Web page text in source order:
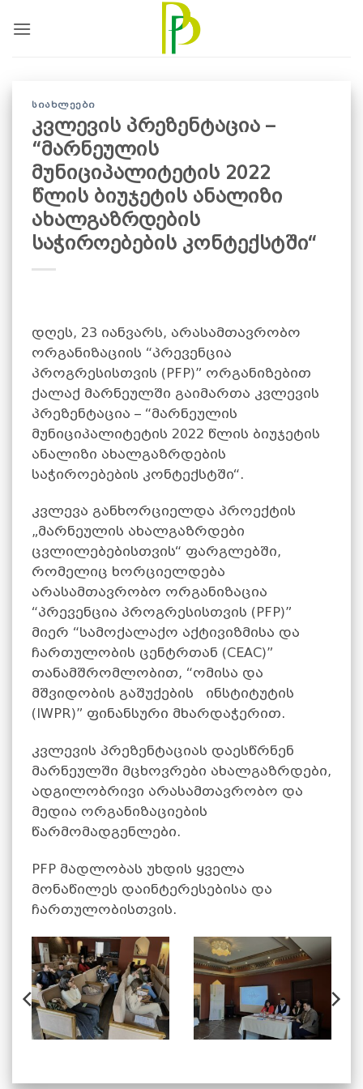
ᲡᲘᲐᲮᲚᲔᲔᲑᲘ
კვლევის პრეზენტაცია –
“მარნეულის
მუნიციპალიტეტის 2022
წლის ბიუჯეტის ანალიზი
ახალგაზრდების
საჭიროებების კონტექსტში“
დღეს, 23 იანვარს, არასამთავრობო
ორგანიზაციის “პრევენცია
პროგრესისთვის (PFP)” ორგანიზებით
ქალაქ მარნეულში გაიმართა კვლევის
პრეზენტაცია – “მარნეულის
მუნიციპალიტეტის 2022 წლის ბიუჯეტის
ანალიზი ახალგაზრდების
საჭიროებების კონტექსტში“.
კვლევა განხორციელდა პროექტის
„მარნეულის ახალგაზრდები
ცვლილებებისთვის“ ფარგლებში,
რომელიც ხორციელდება
არასამთავრობო ორგანიზაცია
“პრევენცია პროგრესისთვის (PFP)”
მიერ “სამოქალაქო აქტივიზმისა და
ჩართულობის ცენტრთან (CEAC)”
თანამშრომლობით, “ომისა და
მშვიდობის გაშუქების ინსტიტუტის
(IWPR)” ფინანსური მხარდაჭერით.
კვლევის პრეზენტაციას დაესწრნენ
მარნეულში მცხოვრები ახალგაზრდები,
ადგილობრივი არასამთავრობო და
მედია ორგანიზაციების
წარმომადგენლები.
PFP მადლობას უხდის ყველა
მონაწილეს დაინტერესებისა და
ჩართულობისთვის.